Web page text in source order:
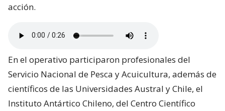
acción.
En el operativo participaron profesionales del
Servicio Nacional de Pesca y Acuicultura, además de
científicos de las Universidades Austral y Chile, el
Instituto Antártico Chileno, del Centro Científico